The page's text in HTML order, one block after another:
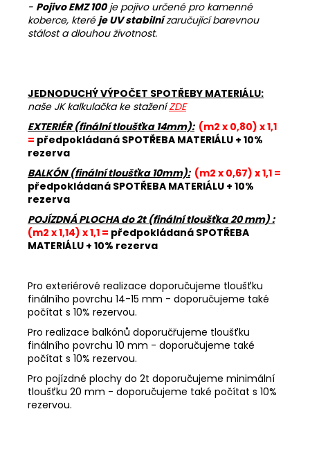
- Pojivo EMZ 100je pojivo určené pro kamenné
koberce, které je UV stabilnízaručující barevnou
stálost a dlouhou životnost.
JEDNODUCHÝ VÝPOČET SPOTŘEBY MATERIÁLU:
naše JK kalkulačka ke staženíZDE
EXTERIÉR (finální tloušťka 14mm): (m2 x 0,80) x 1,1
= předpokládaná SPOTŘEBA MATERIÁLU + 10%
rezerva
BALKÓN (finální tloušťka 10mm): (m2 x 0,67) x 1,1 =
předpokládaná SPOTŘEBA MATERIÁLU + 10%
rezerva
POJÍZDNÁ PLOCHA do 2t (finální tloušťka 20 mm) :
(m2 x 1,14) x 1,1 = předpokládaná SPOTŘEBA
MATERIÁLU + 10% rezerva
Pro exteriérové realizace doporučujeme tloušťku
finálního povrchu 14-15 mm - doporučujeme také
počítat s 10% rezervou.
Pro realizace balkónů doporučřujeme tloušťku
finálního povrchu 10 mm - doporučujeme také
počítat s 10% rezervou.
Pro pojízdné plochy do 2t doporučujeme minimální
tloušťku 20 mm - doporučujeme také počítat s 10%
rezervou.